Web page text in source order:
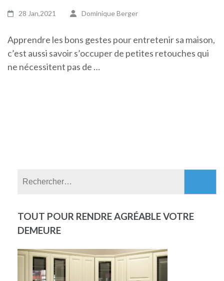
28 Jan,2021 Dominique Berger
Apprendre les bons gestes pour entretenir sa maison,
c’est aussi savoir s’occuper de petites retouches qui
ne nécessitent pas de …
TOUT POUR RENDRE AGRÉABLE VOTRE
DEMEURE